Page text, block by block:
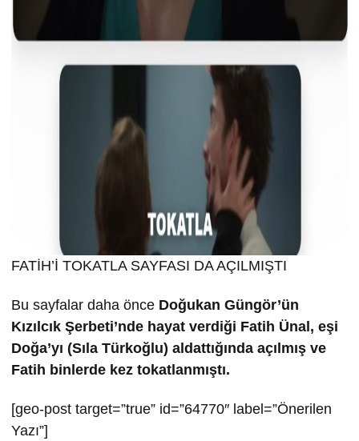
FATİH’İ TOKATLA SAYFASI DA AÇILMIŞTI
Bu sayfalar daha önce Doğukan Güngör’ün
Kızılcık Şerbeti’nde hayat verdiği Fatih Ünal, eşi
Doğa’yı (Sıla Türkoğlu) aldattığında açılmış ve
Fatih binlerde kez tokatlanmıştı.
[geo-post target=”true” id=”64770″ label=”Önerilen
Yazı”]